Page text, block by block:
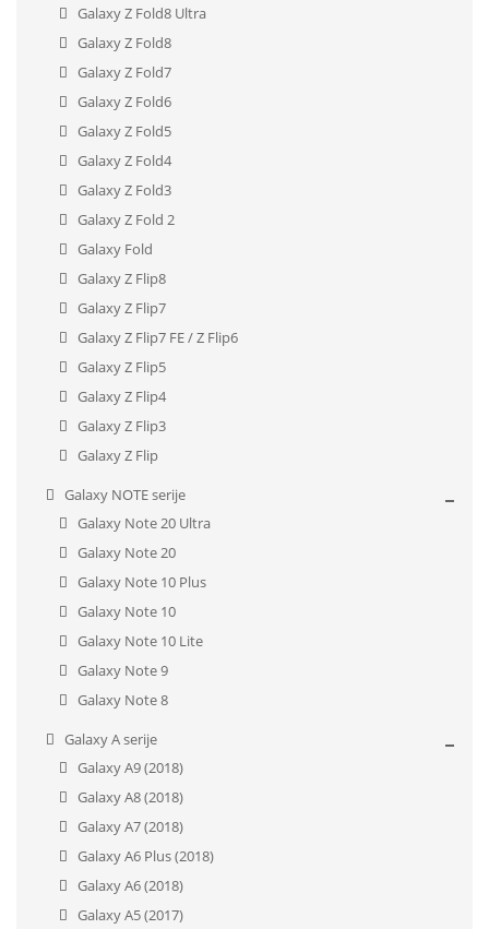
Galaxy Z Fold8 Ultra
Galaxy Z Fold8
Galaxy Z Fold7
Galaxy Z Fold6
Galaxy Z Fold5
Galaxy Z Fold4
Galaxy Z Fold3
Galaxy Z Fold 2
Galaxy Fold
Galaxy Z Flip8
Galaxy Z Flip7
Galaxy Z Flip7 FE / Z Flip6
Galaxy Z Flip5
Galaxy Z Flip4
Galaxy Z Flip3
Galaxy Z Flip
Galaxy NOTE serije
Galaxy Note 20 Ultra
Galaxy Note 20
Galaxy Note 10 Plus
Galaxy Note 10
Galaxy Note 10 Lite
Galaxy Note 9
Galaxy Note 8
Galaxy A serije
Galaxy A9 (2018)
Galaxy A8 (2018)
Galaxy A7 (2018)
Galaxy A6 Plus (2018)
Galaxy A6 (2018)
Galaxy A5 (2017)